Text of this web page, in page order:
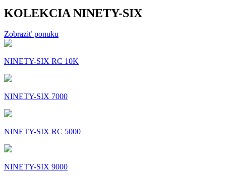
KOLEKCIA NINETY-SIX
Zobraziť ponuku
NINETY-SIX RC 10K
NINETY-SIX 7000
NINETY-SIX RC 5000
NINETY-SIX 9000